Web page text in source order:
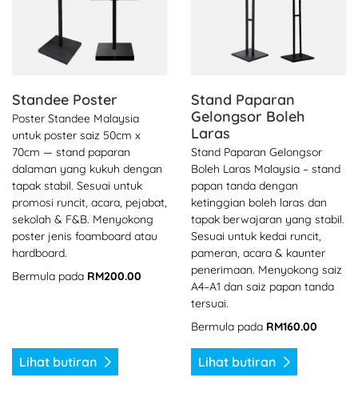
Standee Poster
Poster Standee Malaysia
untuk poster saiz 50cm x
70cm — stand paparan
dalaman yang kukuh dengan
tapak stabil. Sesuai untuk
promosi runcit, acara, pejabat,
sekolah & F&B. Menyokong
poster jenis foamboard atau
hardboard.
Bermula pada RM200.00
Lihat butiran
Stand Paparan
Gelongsor Boleh
Laras
Stand Paparan Gelongsor
Boleh Laras Malaysia – stand
papan tanda dengan
ketinggian boleh laras dan
tapak berwajaran yang stabil.
Sesuai untuk kedai runcit,
pameran, acara & kaunter
penerimaan. Menyokong saiz
A4–A1 dan saiz papan tanda
tersuai.
Bermula pada RM160.00
Lihat butiran